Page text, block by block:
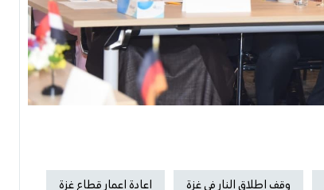
وقف اطلاق النار في غزة اعادة اعمار قطاع غزة